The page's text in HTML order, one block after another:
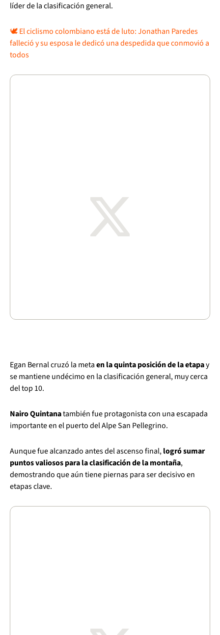
líder de la clasificación general.
🕊️ El ciclismo colombiano está de luto: Jonathan Paredes
falleció y su esposa le dedicó una despedida que conmovió a
todos
Egan Bernal cruzó la metaen la quinta posición de la etapay
se mantiene undécimo en la clasificación general, muy cerca
del top 10.
Nairo Quintanatambién fue protagonista con una escapada
importante en el puerto del Alpe San Pellegrino.
Aunque fue alcanzado antes del ascenso final,logró sumar
puntos valiosos para la clasificación de la montaña,
demostrando que aún tiene piernas para ser decisivo en
etapas clave.